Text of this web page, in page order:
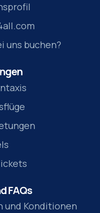
uns buchen?
FAQs
und Konditionen